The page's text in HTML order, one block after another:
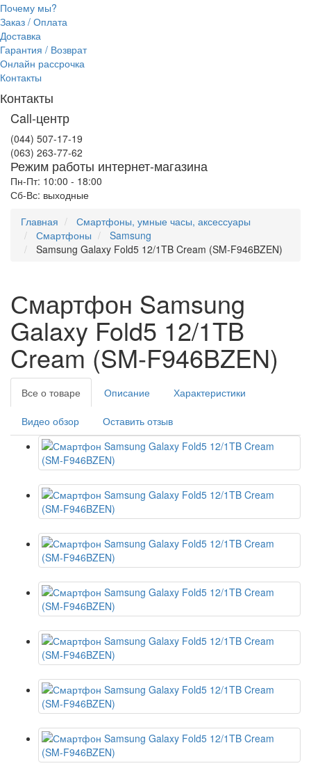
Почему мы?
Заказ / Оплата
Доставка
Гарантия / Возврат
Онлайн рассрочка
Контакты
Контакты
Call-центр
(044) 507-17-19
(063) 263-77-62
Режим работы интернет-магазина
Пн-Пт: 10:00 - 18:00
Сб-Вс: выходные
Главная
Смартфоны, умные часы, аксессуары
Смартфоны
Samsung
Samsung Galaxy Fold5 12/1TB Cream (SM-F946BZEN)
Смартфон Samsung
Galaxy Fold5 12/1TB
Cream (SM-F946BZEN)
Все о товаре Описание Характеристики
Видео обзор Оставить отзыв